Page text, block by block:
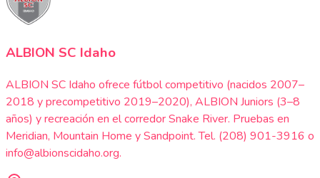
ALBION SC Idaho
ALBION SC Idaho ofrece fútbol competitivo (nacidos 2007–
2018 y precompetitivo 2019–2020), ALBION Juniors (3–8
años) y recreación en el corredor Snake River. Pruebas en
Meridian, Mountain Home y Sandpoint. Tel. (208) 901-3916 o
info@albionscidaho.org.